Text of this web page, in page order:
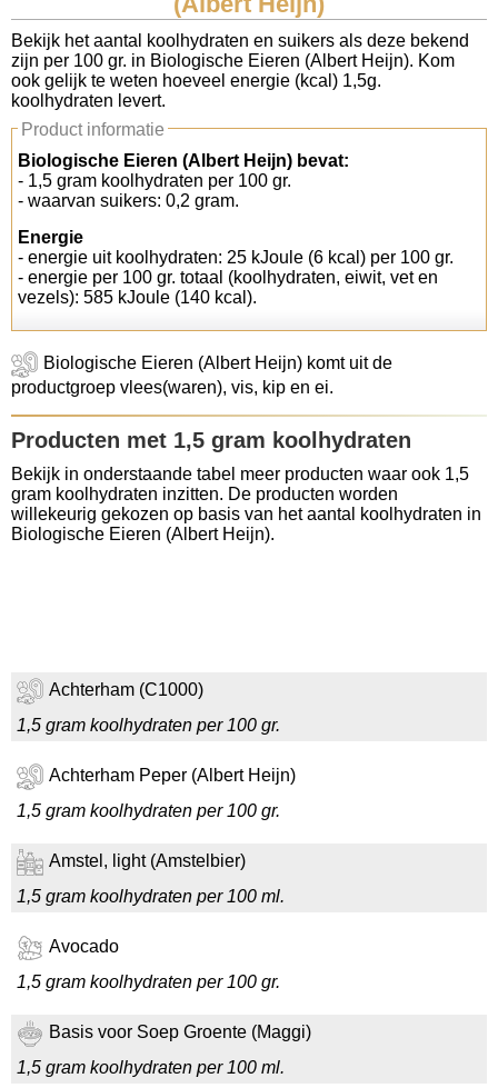
Koolhydraten tellen
Links
Bekijk het aantal koolhydraten en suikers als deze bekend
zijn per 100 gr. in Biologische Eieren (Albert Heijn). Kom
ook gelijk te weten hoeveel energie (kcal) 1,5g.
koolhydraten levert.
Product informatie
Biologische Eieren (Albert Heijn) bevat:
- 1,5 gram koolhydraten per 100 gr.
- waarvan suikers: 0,2 gram.
Energie
- energie uit koolhydraten: 25 kJoule (6 kcal) per 100 gr.
- energie per 100 gr. totaal (koolhydraten, eiwit, vet en
vezels): 585 kJoule (140 kcal).
Biologische Eieren (Albert Heijn) komt uit de
productgroep vlees(waren), vis, kip en ei.
Producten met 1,5 gram koolhydraten
Bekijk in onderstaande tabel meer producten waar ook 1,5
gram koolhydraten inzitten. De producten worden
willekeurig gekozen op basis van het aantal koolhydraten in
Biologische Eieren (Albert Heijn).
Achterham (C1000)
1,5 gram koolhydraten per 100 gr.
Achterham Peper (Albert Heijn)
1,5 gram koolhydraten per 100 gr.
Amstel, light (Amstelbier)
1,5 gram koolhydraten per 100 ml.
Avocado
1,5 gram koolhydraten per 100 gr.
Basis voor Soep Groente (Maggi)
1,5 gram koolhydraten per 100 ml.